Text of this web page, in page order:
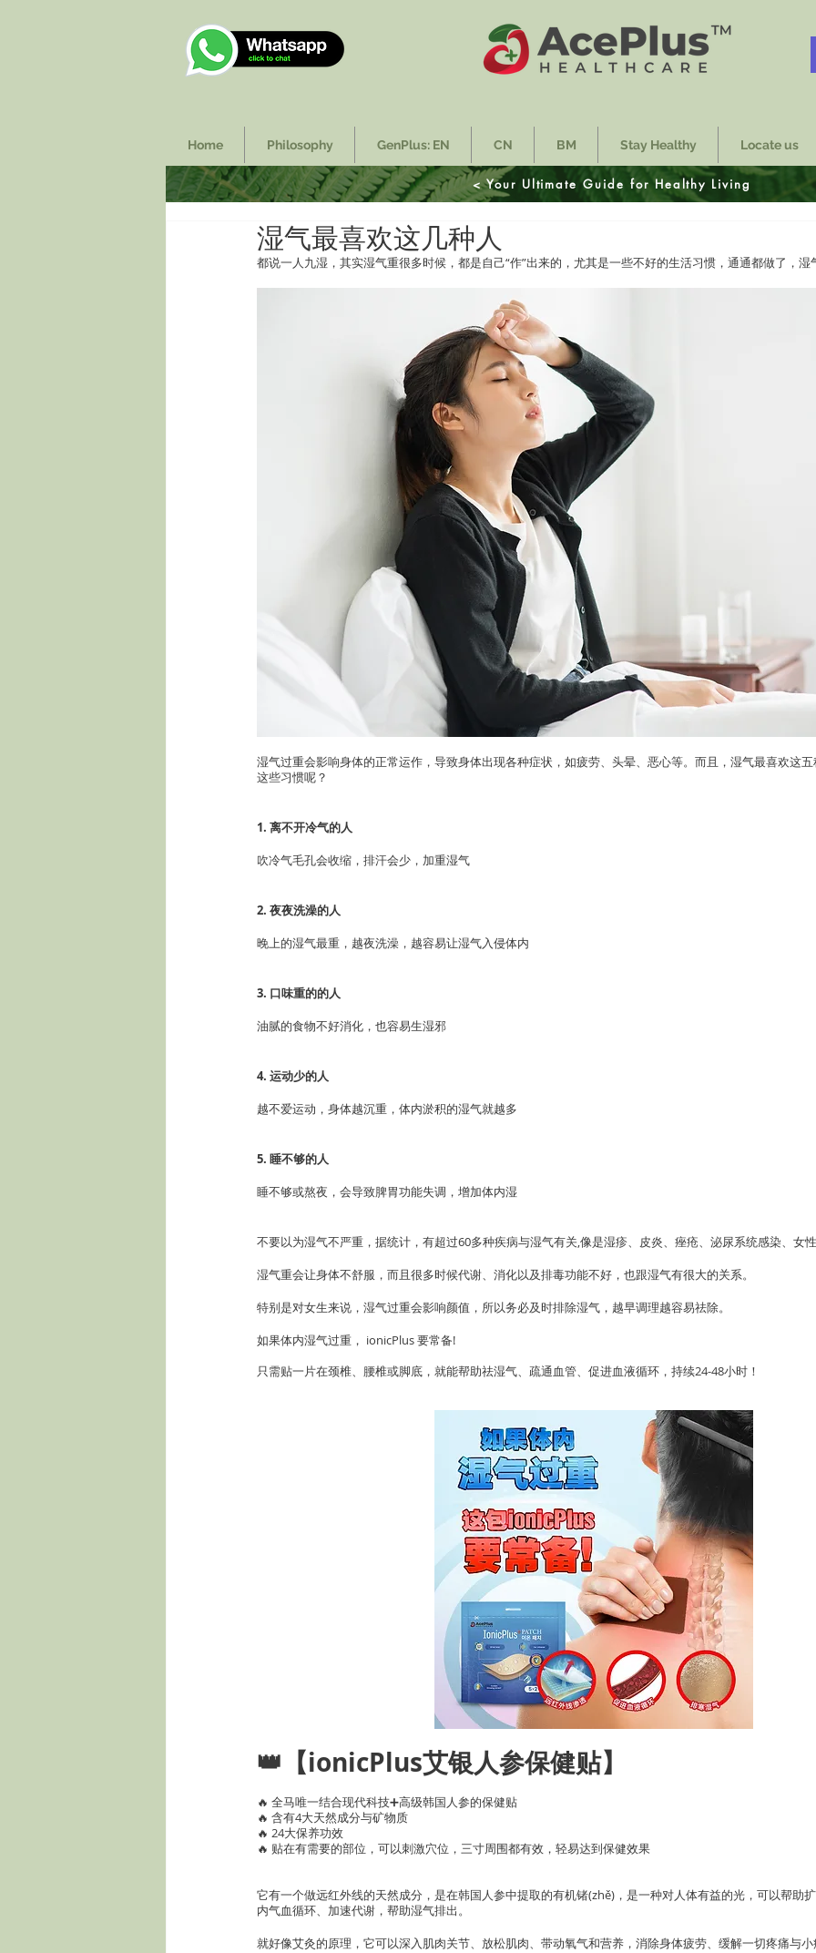
Home Philosophy GenPlus: EN CN BM Stay Healthy Locate us
< Your Ultimate Guide for Healthy Living
湿气最喜欢这几种人
都说一人九湿，其实湿气重很多时候，都是自己“作”出来的，尤其是一些不好的生活习惯，通通都做了，湿
湿气过重会影响身体的正常运作，导致身体出现各种症状，如疲劳、头晕、恶心等。而且，湿气最喜欢这
这些习惯呢？
1. 离不开冷气的人
吹冷气毛孔会收缩，排汗会少，加重湿气
2. 夜夜洗澡的人
晚上的湿气最重，越夜洗澡，越容易让湿气入侵体内
3. 口味重的的人
油腻的食物不好消化，也容易生湿邪
4. 运动少的人
越不爱运动，身体越沉重，体内淤积的湿气就越多
5. 睡不够的人
睡不够或熬夜，会导致脾胃功能失调，增加体内湿
不要以为湿气不严重，据统计，有超过60多种疾病与湿气有关,像是湿疹、皮炎、痤疮、泌尿系统感染、女性
湿气重会让身体不舒服，而且很多时候代谢、消化以及排毒功能不好，也跟湿气有很大的关系。
特别是对女生来说，湿气过重会影响颜值，所以务必及时排除湿气，越早调理越容易祛除。
如果体内湿气过重， ionicPlus 要常备!
只需贴一片在颈椎、腰椎或脚底，就能帮助祛湿气、疏通血管、促进血液循环，持续24-48小时！
👑【ionicPlus艾银人参保健贴】
🔥 全马唯一结合现代科技➕高级韩国人参的保健贴
🔥 含有4大天然成分与矿物质
🔥 24大保养功效
🔥 贴在有需要的部位，可以刺激穴位，三寸周围都有效，轻易达到保健效果
它有一个做远红外线的天然成分，是在韩国人参中提取的有机锗(zhě)，是一种对人体有益的光，可以帮助
内气血循环、加速代谢，帮助湿气排出。
就好像艾灸的原理，它可以深入肌肉关节、放松肌肉、带动氧气和营养，消除身体疲劳、缓解一切疼痛与小